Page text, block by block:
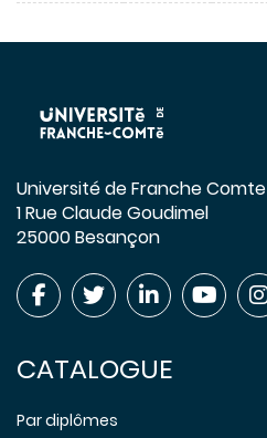
Université de Franche Comte
1 Rue Claude Goudimel
25000 Besançon
CATALOGUE
Par diplômes